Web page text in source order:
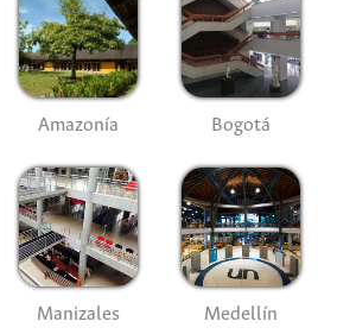
Amazonía Bogotá
Manizales Medellín